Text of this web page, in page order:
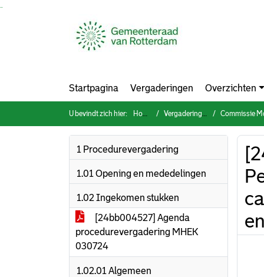
Startpagina Vergaderingen Overzichten
U bevindt zich hier: Home Vergaderingen Commissie
1 Procedurevergadering
1.01 Opening en mededelingen
1.02 Ingekomen stukken
[24bb004527] Agenda
procedurevergadering MHEK
030724
1.02.01 Algemeen